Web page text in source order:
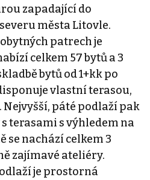
zapadající do
města Litovle.
patrech je
celkem 57 bytů a 3
bytů od 1+kk po
vlastní terasou,
páté podlaží pak
terasami s výhledem na
se nachází celkem 3
zajímavé ateliéry.
je prostorná